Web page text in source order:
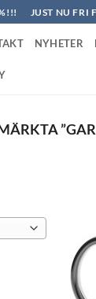
JUST NU FRI
NYHETER